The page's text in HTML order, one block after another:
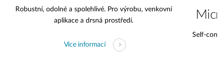
Robustní, odolné a spolehlivé. Pro výrobu, venkovní
aplikace a drsná prostředí.
Více informací
Self-